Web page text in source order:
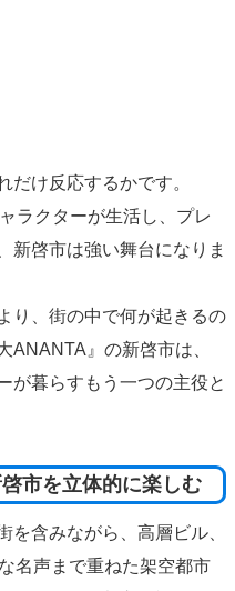
だけ反応するかです。
ラクターが生活し、プレ
新啓市は強い舞台になりま
り、街の中で何が起きるの
ANANTA』の新啓市は、
が暮らすもう一つの主役と
市を立体的に楽しむ
を含みながら、高層ビル、
名声まで重ねた架空都市